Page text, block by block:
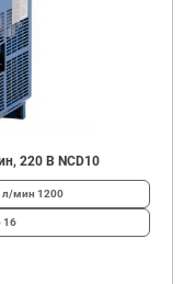
220 В NCD10
л/мин 1200
16